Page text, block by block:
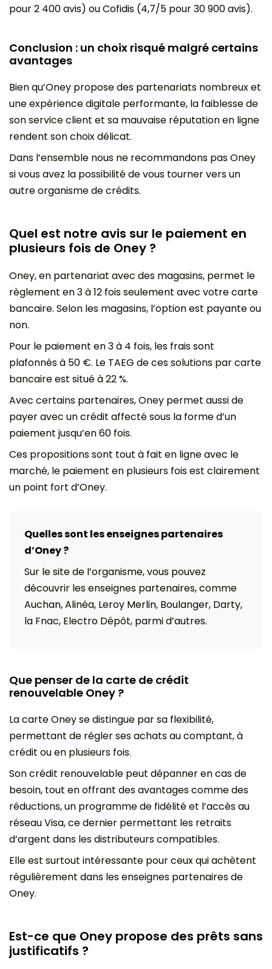
pour 2 400 avis) ou Cofidis (4,7/5 pour 30 900 avis).
Conclusion : un choix risqué malgré certains
avantages
Bien qu’Oney propose des partenariats nombreux et
une expérience digitale performante, la faiblesse de
son service client et sa mauvaise réputation en ligne
rendent son choix délicat.
Dans l’ensemble nous ne recommandons pas Oney
si vous avez la possibilité de vous tourner vers un
autre organisme de crédits.
Quel est notre avis sur le paiement en
plusieurs fois de Oney ?
Oney, en partenariat avec des magasins, permet le
règlement en 3 à 12 fois seulement avec votre carte
bancaire. Selon les magasins, l’option est payante ou
non.
Pour le paiement en 3 à 4 fois, les frais sont
plafonnés à 50 €. Le TAEG de ces solutions par carte
bancaire est situé à 22 %.
Avec certains partenaires, Oney permet aussi de
payer avec un crédit affecté sous la forme d’un
paiement jusqu’en 60 fois.
Ces propositions sont tout à fait en ligne avec le
marché, le paiement en plusieurs fois est clairement
un point fort d’Oney.
Quelles sont les enseignes partenaires
d’Oney ?
Sur le site de l’organisme, vous pouvez
découvrir les enseignes partenaires, comme
Auchan, Alinéa, Leroy Merlin, Boulanger, Darty,
la Fnac, Electro Dépôt, parmi d’autres.
Que penser de la carte de crédit
renouvelable Oney ?
La carte Oney se distingue par sa flexibilité,
permettant de régler ses achats au comptant, à
crédit ou en plusieurs fois.
Son crédit renouvelable peut dépanner en cas de
besoin, tout en offrant des avantages comme des
réductions, un programme de fidélité et l’accès au
réseau Visa, ce dernier permettant les retraits
d’argent dans les distributeurs compatibles.
Elle est surtout intéressante pour ceux qui achètent
régulièrement dans les enseignes partenaires de
Oney.
Est-ce que Oney propose des prêts sans
justificatifs ?